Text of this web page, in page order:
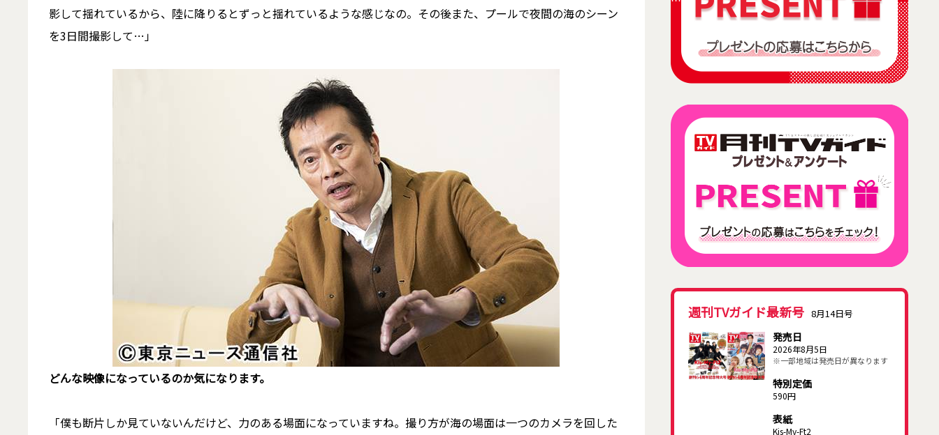
影して揺れているから、陸に降りるとずっと揺れているような感じなの。その後また、プールで夜間の海のシーン
を3日間撮影して…」
――どんな映像になっているのか気になります。
「僕も断片しか見ていないんだけど、力のある場面になっていますね。撮り方が海の場面は一つのカメラを回した
週刊TVガイド最新号 8月14日号
発売日
2026年8月5日
※一部地域は発売日が異なります
特別定価
590円
表紙
Kis-My-Ft2